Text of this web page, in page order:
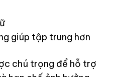
giúp tập trung hơn
chú trọng để hỗ trợ